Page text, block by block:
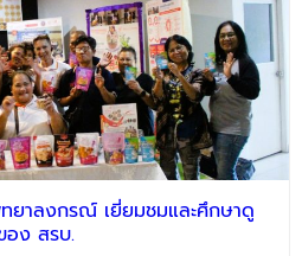
าลงกรณ์ เยี่ยมชมและศึกษาดู
อง สรบ.